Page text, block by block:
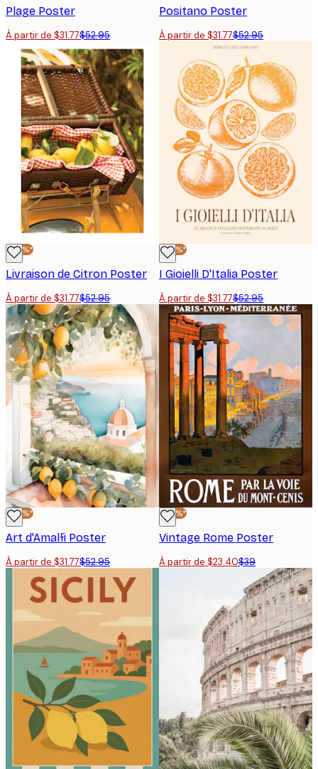
Plage Poster
À partir de $31.77$52.95
Positano Poster
À partir de $31.77$52.95
-40%*
Livraison de Citron Poster
À partir de $31.77$52.95
-40%*
I Gioielli D'Italia Poster
À partir de $31.77$52.95
-40%*
Art d'Amalfi Poster
À partir de $31.77$52.95
-40%*
Vintage Rome Poster
À partir de $23.40$39